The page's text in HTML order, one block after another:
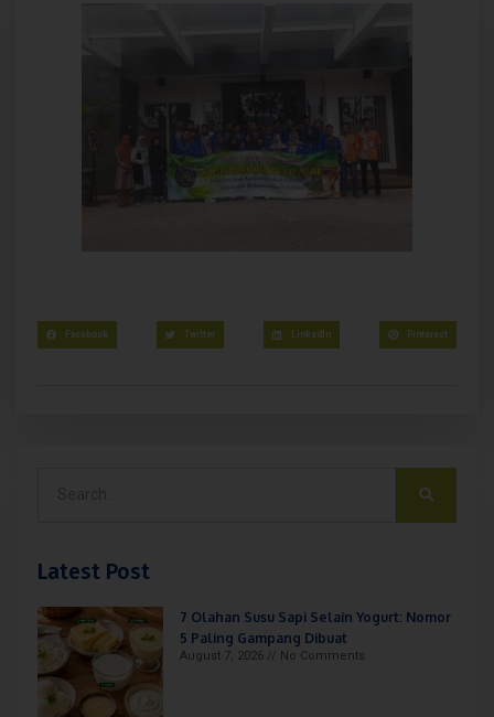
Facebook Twitter LinkedIn Pinterest
Latest Post
7 Olahan Susu Sapi Selain Yogurt: Nomor
5 Paling Gampang Dibuat
August 7, 2026 No Comments